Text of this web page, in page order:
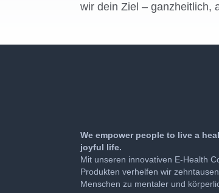
wir dein Ziel – ganzheitlich,
We empower people to live a
joyful life.
Mit unseren innovativen E-Health
Produkten verhelfen wir
Menschen zu mentaler und